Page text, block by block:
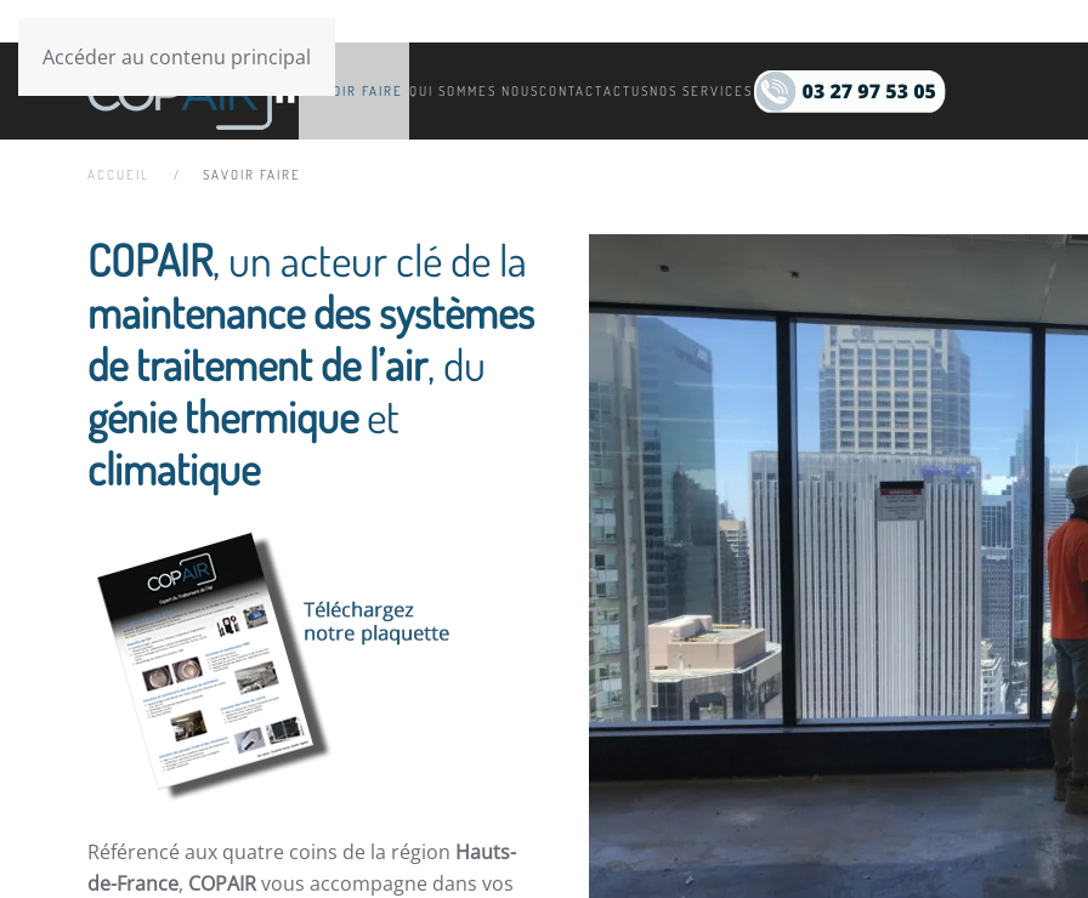
Accéder au contenu principal
SAVOIR FAIRE QUI SOMMES NOUSCONTACTACTUS NOS SERVICES
ACCUEIL SAVOIR FAIRE
COPAIR, un acteur clé de la
maintenance des systèmes
de traitement de l’air, du
génie thermiqueet
climatique
Référencé aux quatre coins de la région Hauts-
de-France, COPAIRvous accompagne dans vos